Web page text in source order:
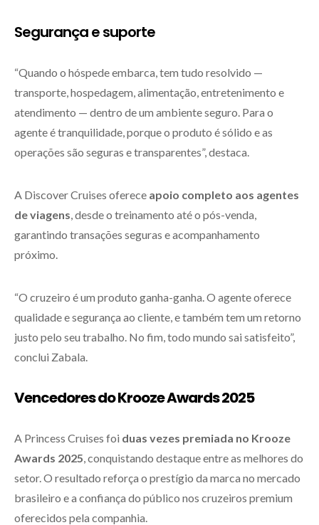
Segurança e suporte
“Quando o hóspede embarca, tem tudo resolvido —
transporte, hospedagem, alimentação, entretenimento e
atendimento — dentro de um ambiente seguro. Para o
agente é tranquilidade, porque o produto é sólido e as
operações são seguras e transparentes”, destaca.
A Discover Cruises oferece apoio completo aos agentes
de viagens, desde o treinamento até o pós-venda,
garantindo transações seguras e acompanhamento
próximo.
“O cruzeiro é um produto ganha-ganha. O agente oferece
qualidade e segurança ao cliente, e também tem um retorno
justo pelo seu trabalho. No fim, todo mundo sai satisfeito”,
conclui Zabala.
Vencedores do Krooze Awards 2025
A Princess Cruises foi duas vezes premiada no Krooze
Awards 2025, conquistando destaque entre as melhores do
setor. O resultado reforça o prestígio da marca no mercado
brasileiro e a confiança do público nos cruzeiros premium
oferecidos pela companhia.